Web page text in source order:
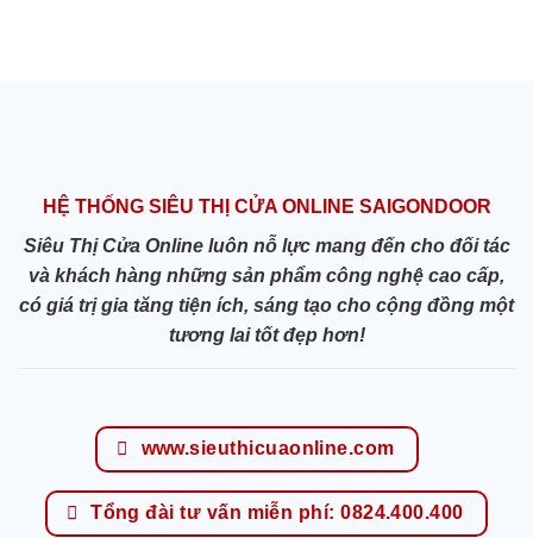
HỆ THỐNG SIÊU THỊ CỬA ONLINE SAIGONDOOR
Siêu Thị Cửa Online luôn nỗ lực mang đến cho đối tác
và khách hàng những sản phẩm công nghệ cao cấp,
có giá trị gia tăng tiện ích, sáng tạo cho cộng đồng một
tương lai tốt đẹp hơn!
www.sieuthicuaonline.com
Tổng đài tư vấn miễn phí: 0824.400.400